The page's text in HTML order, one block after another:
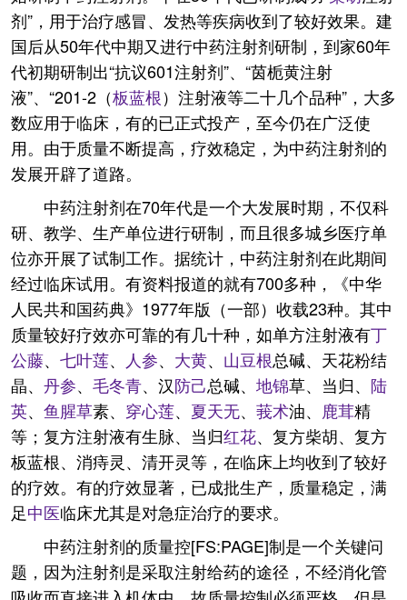
剂”，用于治疗感冒、发热等疾病收到了较好效果。建
国后从50年代中期又进行中药注射剂研制，到家60年
代初期研制出“抗议601注射剂”、“茵栀黄注射
液”、“201-2（板蓝根）注射液等二十几个品种”，大多
数应用于临床，有的已正式投产，至今仍在广泛使
用。由于质量不断提高，疗效稳定，为中药注射剂的
发展开辟了道路。
中药注射剂在70年代是一个大发展时期，不仅科
研、教学、生产单位进行研制，而且很多城乡医疗单
位亦开展了试制工作。据统计，中药注射剂在此期间
经过临床试用。有资料报道的就有700多种，《中华
人民共和国药典》1977年版（一部）收载23种。其中
质量较好疗效亦可靠的有几十种，如单方注射液有丁
公藤、 七叶莲、 人参、 大黄、 山豆根总碱、天花粉结
晶、 丹参、 毛冬青、汉防己总碱、 地锦草、当归、 陆
英、 鱼腥草素、 穿心莲、 夏天无、 莪术油、 鹿茸精
等；复方注射液有生脉、当归红花、复方柴胡、复方
板蓝根、消痔灵、清开灵等，在临床上均收到了较好
的疗效。有的疗效显著，已成批生产，质量稳定，满
足中医临床尤其是对急症治疗的要求。
中药注射剂的质量控[FS:PAGE]制是一个关键问
题，因为注射剂是采取注射给药的途径，不经消化管